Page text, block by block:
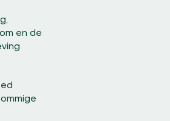
en de